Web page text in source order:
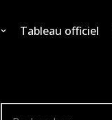
Tableau officiel